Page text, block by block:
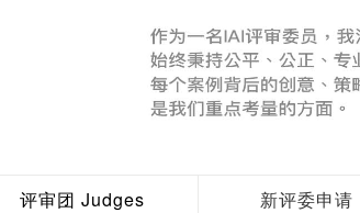
评审团 Judges 新评委申请